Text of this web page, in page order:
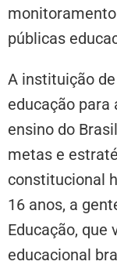
públicas
A instituição
educação
ensino do
metas e
constitucional
16 anos, a
Educação, que
educacional